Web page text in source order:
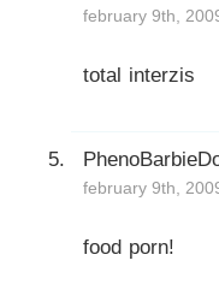
february 9th,
total interzis
february 9th,
food porn!